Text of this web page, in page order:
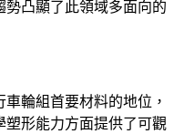
凸顯了此領域多面向的
輪組首要材料的地位，
形能力方面提供了可觀